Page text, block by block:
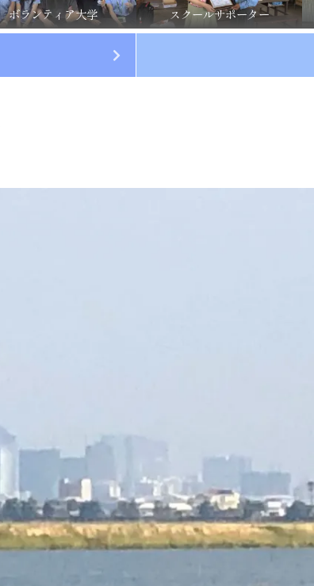
ボランティア大学 スクールサポーター